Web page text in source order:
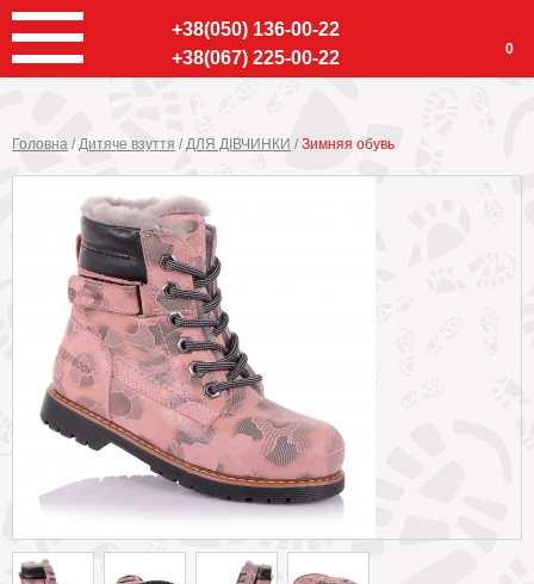
+38(050) 136-00-22
+38(067) 225-00-22
0
Головна /Дитяче взуття / ДЛЯ ДІВЧИНКИ / Зимняя обувь